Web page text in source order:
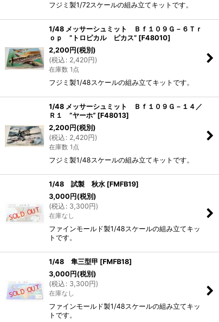
フジミ製1/72スケールの組み立てキットです。
1/48 メッサーシュミット Ｂｆ１０９Ｇ－６Ｔｒ
ｏｐ ”トロピカル ピカス” [F48010]
2,200円(税別)
(税込: 2,420円)
在庫数 1点
フジミ製1/48スケールの組み立てキットです。
1/48 メッサーシュミット Ｂｆ１０９Ｇ－１４／
Ｒ１ ”ヤーホ” [F48013]
2,200円(税別)
(税込: 2,420円)
在庫数 1点
フジミ製1/48スケールの組み立てキットです。
1/48 試製 秋水 [FMFB19]
3,000円(税別)
(税込: 3,300円)
在庫なし
ファインモールド製1/48スケールの組み立てキッ
トです。
1/48 隼三型甲 [FMFB18]
3,000円(税別)
(税込: 3,300円)
在庫なし
ファインモールド製1/48スケールの組み立てキッ
トです。